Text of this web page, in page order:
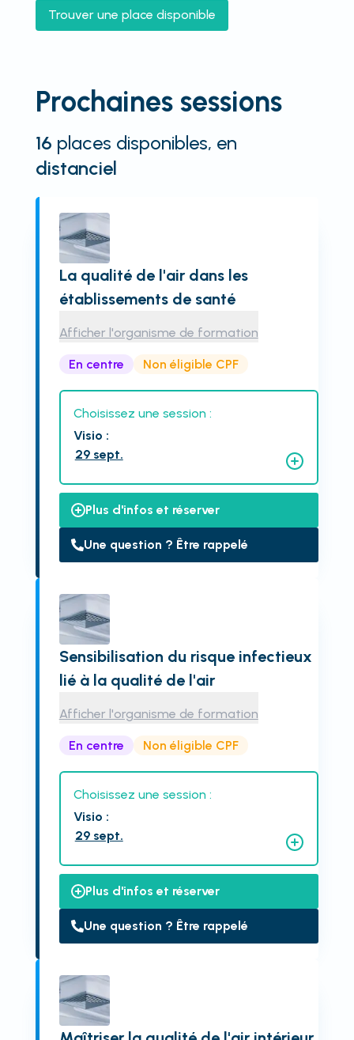
Trouver une place disponible
Prochaines sessions
16 places disponibles, en
distanciel
La qualité de l'air dans les
établissements de santé
Afficher l'organisme de formation
En centre Non éligible CPF
Choisissez une session :
Visio :
29 sept.
Plus d'infos et réserver
Une question ? Être rappelé
Sensibilisation du risque infectieux
lié à la qualité de l'air
Afficher l'organisme de formation
En centre Non éligible CPF
Choisissez une session :
Visio :
29 sept.
Plus d'infos et réserver
Une question ? Être rappelé